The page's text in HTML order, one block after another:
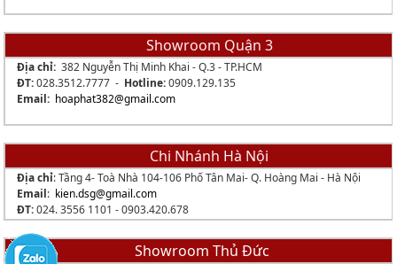
Showroom Quận 3
Địa chỉ:382 Nguyễn Thị Minh Khai - Q.3 - TP.HCM
ĐT:028.3512.7777 - Hotline:0909.129.135
Email: hoaphat382@gmail.com
Chi Nhánh Hà Nội
Địa chỉ: Tầng 4- Toà Nhà 104-106 Phố Tân Mai- Q. Hoàng Mai - Hà Nội
Email: kien.dsg@gmail.com
ĐT:024. 3556 1101 - 0903.420.678
Showroom Thủ Đức